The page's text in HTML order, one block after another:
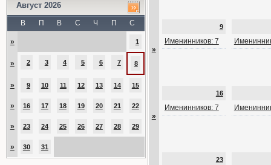
Август 2026
В П В С Ч П С
» 1
» 2 3 4 5 6 7 8
» 9 10 11 12 13 14 15
» 16 17 18 19 20 21 22
» 23 24 25 26 27 28 29
» 30 31
»
9
Именинников: 7
»
16
Именинников: 7
23